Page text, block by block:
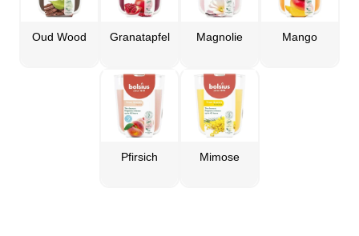
Oud Wood Granatapfel Magnolie Mango
Pfirsich Mimose